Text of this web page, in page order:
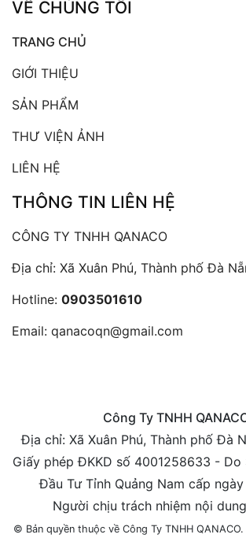
VỀ CHÚNG TÔI
TRANG CHỦ
GIỚI THIỆU
SẢN PHẨM
THƯ VIỆN ẢNH
LIÊN HỆ
THÔNG TIN LIÊN HỆ
CÔNG TY TNHH QANACO
Địa chỉ: Xã Xuân Phú, Thành phố Đà
Hotline: 0903501610
Email: qanacoqn@gmail.com
Công Ty TNHH
Địa chỉ: Xã Xuân Phú, Thành phố Đà
Giấy phép ĐKKD số 4001258633 - Do
Đầu Tư Tỉnh Quảng Nam cấp
Người chịu trách nhiệm nội
© Bản quyền thuộc về Công Ty TNHH QANACO.